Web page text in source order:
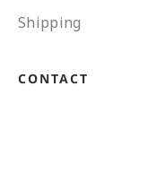
Shipping
CONTACT